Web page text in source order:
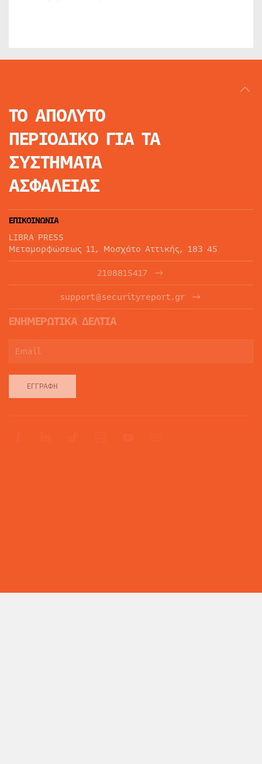
ΤΟ ΑΠΟΛΥΤΟ
ΠΕΡΙΟΔΙΚΟ ΓΙΑ ΤΑ
ΣΥΣΤΗΜΑΤΑ
ΑΣΦΑΛΕΙΑΣ
ΕΠΙΚΟΙΝΩΝΙΑ
LIBRA PRESS
Μεταμορφώσεως 11, Μοσχάτο Αττικής, 183 45
2108815417
support@securityreport.gr
ΕΝΗΜΕΡΩΤΙΚΑ ΔΕΛΤΙΑ
ΕΓΓΡΑΦΉ